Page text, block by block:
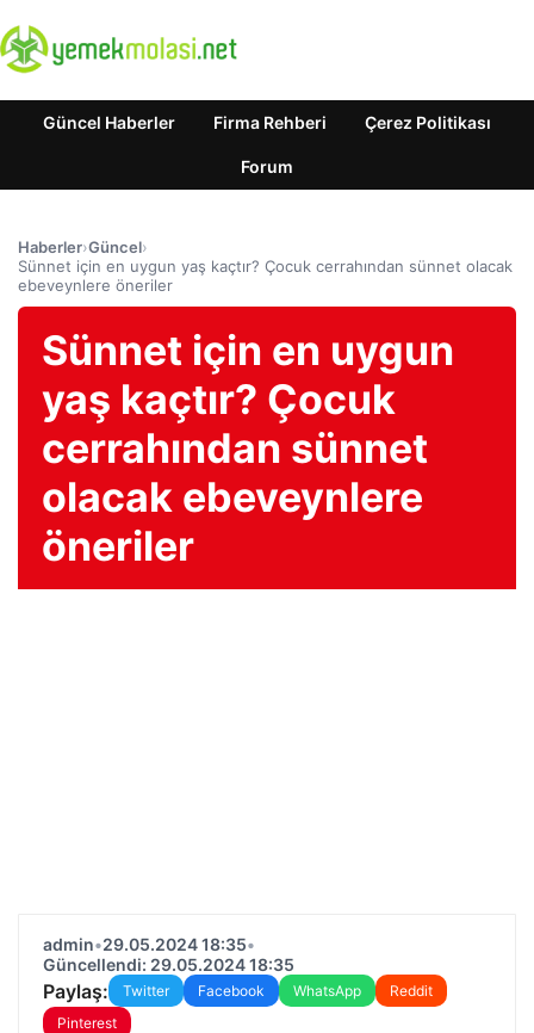
Güncel Haberler Firma Rehberi Çerez Politikası
Forum
Haberler›Güncel›
Sünnet için en uygun yaş kaçtır? Çocuk cerrahından sünnet olacak
ebeveynlere öneriler
Sünnet için en uygun
yaş kaçtır? Çocuk
cerrahından sünnet
olacak ebeveynlere
öneriler
admin•29.05.2024 18:35•
Güncellendi: 29.05.2024 18:35
Paylaş: Twitter Facebook WhatsApp
Reddit
Pinterest